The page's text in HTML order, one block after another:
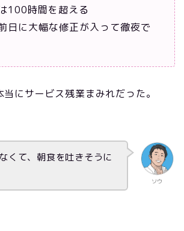
100時間を超える
日に大幅な修正が入って徹夜で
にサービス残業まみれだった。
ソウ
くて、朝食を吐きそうに